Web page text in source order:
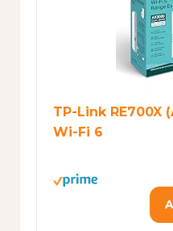
TP-Link RE700X
Wi-Fi 6